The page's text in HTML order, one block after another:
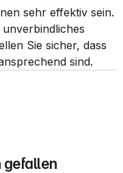
sehr effektiv sein.
Sie sicher, dass
sind.
gefallen